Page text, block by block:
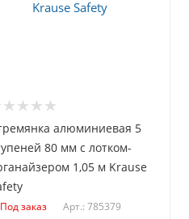
алюминиевая 5
80 мм с лотком-
1,05 м Krause
Под заказ Арт.: 785379